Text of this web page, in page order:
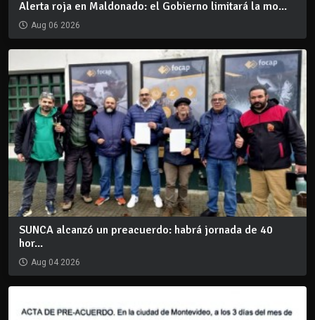
Alerta roja en Maldonado: el Gobierno limitará la mo...
Aug 06 2026
SUNCA alcanzó un preacuerdo: habrá jornada de 40
hor...
Aug 04 2026